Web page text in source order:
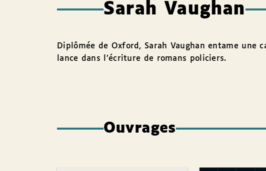
Sarah Vaughan
Diplômée de Oxford, Sarah Vaughan entame une
lance dans l’écriture de romans policiers.
Ouvrages